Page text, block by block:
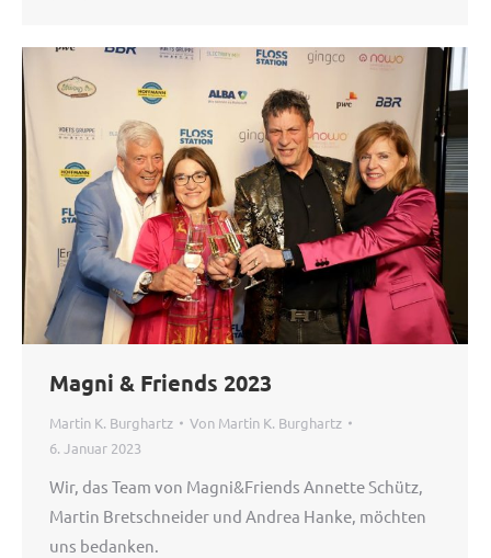
Magni & Friends 2023
Martin K. Burghartz Von Martin K. Burghartz
6. Januar 2023
Wir, das Team von Magni&Friends Annette Schütz,
Martin Bretschneider und Andrea Hanke, möchten
uns bedanken.